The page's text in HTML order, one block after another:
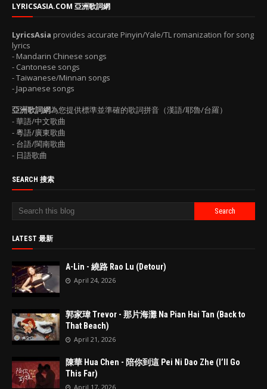
LYRICSASIA.COM 亞洲歌詞網
LyricsAsia provides accurate Pinyin/Yale/TL romanization for song
lyrics
- Mandarin Chinese songs
- Cantonese songs
- Taiwanese/Minnan songs
- Japanese songs
亞洲歌詞網為您提供標準並準確的歌詞拼音（漢語/耶魯/台羅）
- 華語/中文歌曲
- 粵語/廣東歌曲
- 台語/閩南歌曲
- 日語歌曲
SEARCH 搜索
LATEST 最新
A-Lin - 繞路 Rao Lu (Detour)
April 24, 2026
郭家瑋 Trevor - 那片海灘 Na Pian Hai Tan (Back to
That Beach)
April 21, 2026
陳華 Hua Chen - 陪你到這 Pei Ni Dao Zhe (I’ll Go
This Far)
April 17, 2026